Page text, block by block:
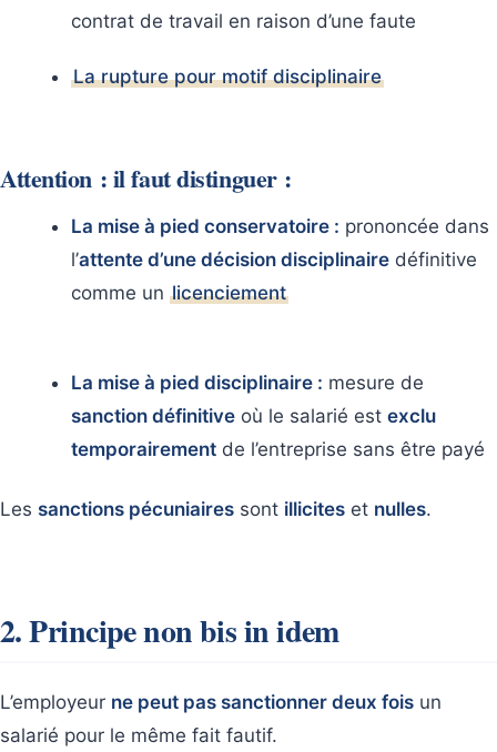
contrat de travail en raison d’une faute
La rupture pour motif disciplinaire
Attention : il faut distinguer :
La mise à pied conservatoire : prononcée dans
l’attente d’une décision disciplinaire définitive
comme un licenciement
La mise à pied disciplinaire : mesure de
sanction définitive où le salarié est exclu
temporairement de l’entreprise sans être payé
Les sanctions pécuniaires sont illicites et nulles.
2. Principe non bis in idem
L’employeur ne peut pas sanctionner deux fois un
salarié pour le même fait fautif.